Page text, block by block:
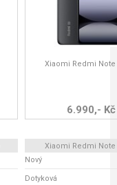
Xiaomi Redmi Note
6.990,- Kč
Xiaomi Redmi Note
Nový
Dotyková